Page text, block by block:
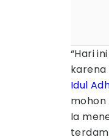
“Hari
karena
Idul
mohon
Ia